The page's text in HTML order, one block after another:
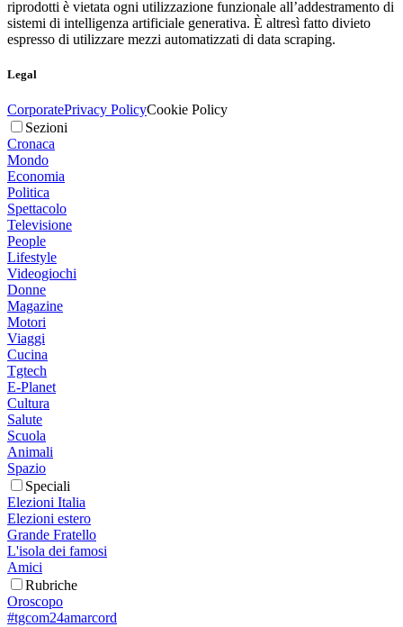
riprodotti è vietata ogni utilizzazione funzionale all’addestramento di
sistemi di intelligenza artificiale generativa. È altresì fatto divieto
espresso di utilizzare mezzi automatizzati di data scraping.
Legal
CorporatePrivacy PolicyCookie Policy
Sezioni
Cronaca
Mondo
Economia
Politica
Spettacolo
Televisione
People
Lifestyle
Videogiochi
Donne
Magazine
Motori
Viaggi
Cucina
Tgtech
E-Planet
Cultura
Salute
Scuola
Animali
Spazio
Speciali
Elezioni Italia
Elezioni estero
Grande Fratello
L'isola dei famosi
Amici
Rubriche
Oroscopo
#tgcom24amarcord